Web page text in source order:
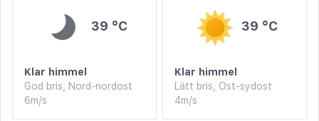
39 °C
Klar himmel
God bris, Nord-nordost
6m/s
39 °C
Klar himmel
Lätt bris, Ost-sydost
4m/s